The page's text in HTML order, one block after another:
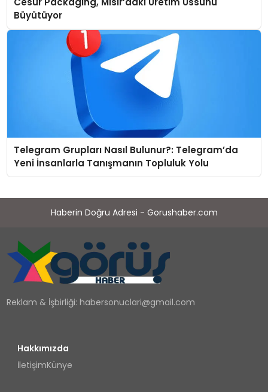
Büyütüyor
Telegram Grupları Nasıl Bulunur?: Telegram’da
Yeni İnsanlarla Tanışmanın Topluluk Yolu
Haberin Doğru Adresi - Gorushaber.com
Reklam & İşbirliği:habersonuclari@gmail.com
Hakkımızda
İletişimKünye